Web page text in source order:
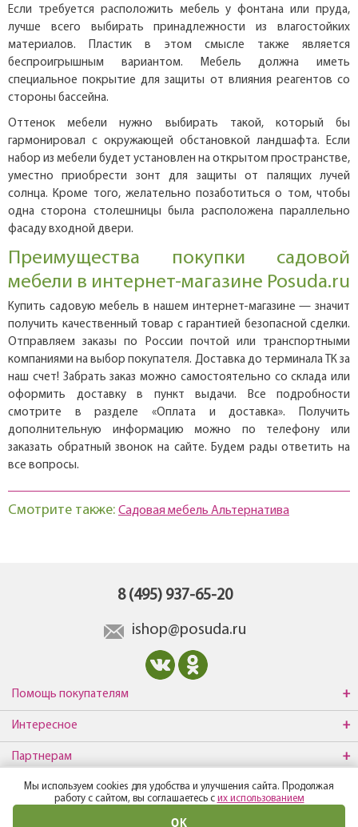
Если требуется расположить мебель у фонтана или пруда,
лучше всего выбирать принадлежности из влагостойких
материалов. Пластик в этом смысле также является
беспроигрышным вариантом. Мебель должна иметь
специальное покрытие для защиты от влияния реагентов со
стороны бассейна.
Оттенок мебели нужно выбирать такой, который бы
гармонировал с окружающей обстановкой ландшафта. Если
набор из мебели будет установлен на открытом пространстве,
уместно приобрести зонт для защиты от палящих лучей
солнца. Кроме того, желательно позаботиться о том, чтобы
одна сторона столешницы была расположена параллельно
фасаду входной двери.
Преимущества покупки садовой
мебели в интернет-магазине Posuda.ru
Купить садовую мебель в нашем интернет-магазине — значит
получить качественный товар с гарантией безопасной сделки.
Отправляем заказы по России почтой или транспортными
компаниями на выбор покупателя. Доставка до терминала ТК за
наш счет! Забрать заказ можно самостоятельно со склада или
оформить доставку в пункт выдачи. Все подробности
смотрите в разделе «Оплата и доставка». Получить
дополнительную информацию можно по телефону или
заказать обратный звонок на сайте. Будем рады ответить на
все вопросы.
Смотрите также: Садовая мебель Альтернатива
8 (495) 937-65-20
ishop@posuda.ru
Помощь покупателям
Интересное
Партнерам
О компании
Мы используем cookies для удобства и улучшения сайта. Продолжая
работу с сайтом, вы соглашаетесь с их использованием
ОК